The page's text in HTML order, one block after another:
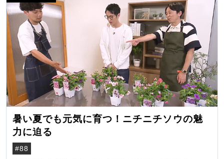
暑い夏でも元気に育つ！ニチニチソウの魅
力に迫る
#88